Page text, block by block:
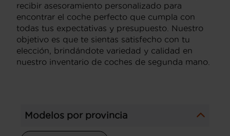
recibir asesoramiento personalizado para
encontrar el coche perfecto que cumpla con
todas tus expectativas y presupuesto. Nuestro
objetivo es que te sientas satisfecho con tu
elección, brindándote variedad y calidad en
nuestro inventario de coches de segunda mano.
Modelos por provincia